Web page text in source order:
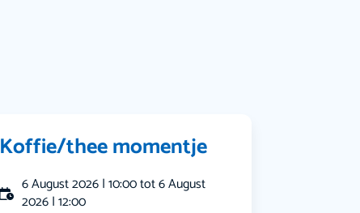
Koffie/thee momentje
6 August 2026 | 10:00 tot 6 August
2026 | 12:00